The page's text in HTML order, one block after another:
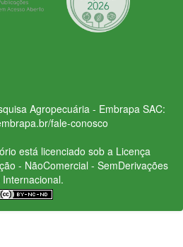
Agropecuária - Embrapa SAC:
fale-conosco
está licenciado sob a Licença
- NãoComercial - SemDerivações
Internacional.